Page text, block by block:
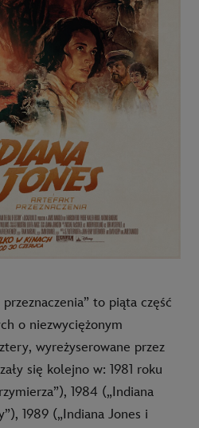
to piąta część
o niezwyciężonym
wyreżyserowane przez
się kolejno w: 1981 roku
1984 („Indiana
1989 („Indiana Jones i